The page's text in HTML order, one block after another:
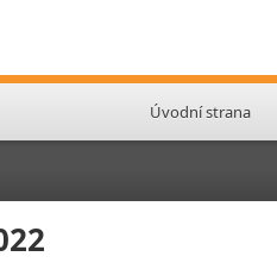
Úvodní strana